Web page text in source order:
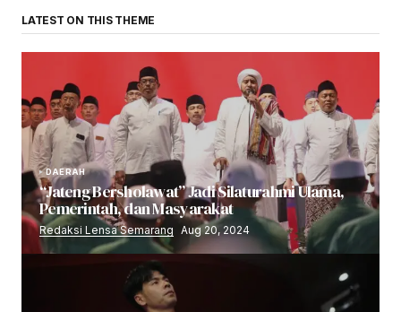
LATEST ON THIS THEME
DAERAH
“Jateng Bersholawat” Jadi Silaturahmi Ulama,
Pemerintah, dan Masyarakat
Redaksi Lensa Semarang Aug 20, 2024